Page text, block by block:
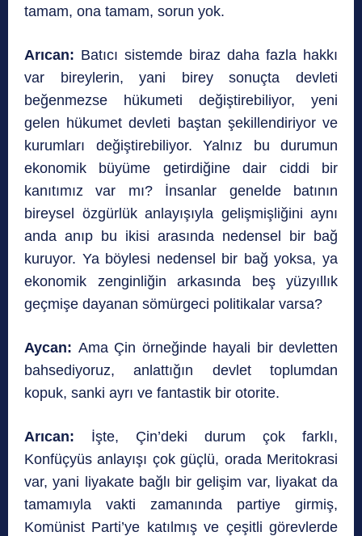
tamam, ona tamam, sorun yok.
Arıcan: Batıcı sistemde biraz daha fazla hakkı
var bireylerin, yani birey sonuçta devleti
beğenmezse hükumeti değiştirebiliyor, yeni
gelen hükumet devleti baştan şekillendiriyor ve
kurumları değiştirebiliyor. Yalnız bu durumun
ekonomik büyüme getirdiğine dair ciddi bir
kanıtımız var mı? İnsanlar genelde batının
bireysel özgürlük anlayışıyla gelişmişliğini aynı
anda anıp bu ikisi arasında nedensel bir bağ
kuruyor. Ya böylesi nedensel bir bağ yoksa, ya
ekonomik zenginliğin arkasında beş yüzyıllık
geçmişe dayanan sömürgeci politikalar varsa?
Aycan: Ama Çin örneğinde hayali bir devletten
bahsediyoruz, anlattığın devlet toplumdan
kopuk, sanki ayrı ve fantastik bir otorite.
Arıcan: İşte, Çin’deki durum çok farklı,
Konfüçyüs anlayışı çok güçlü, orada Meritokrasi
var, yani liyakate bağlı bir gelişim var, liyakat da
tamamıyla vakti zamanında partiye girmiş,
Komünist Parti’ye katılmış ve çeşitli görevlerde